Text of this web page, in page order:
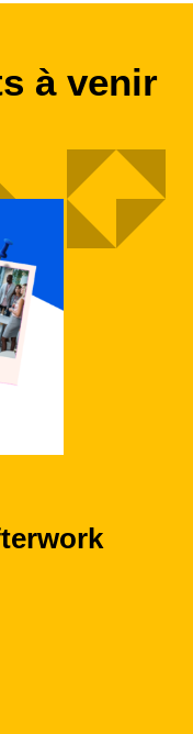
à venir